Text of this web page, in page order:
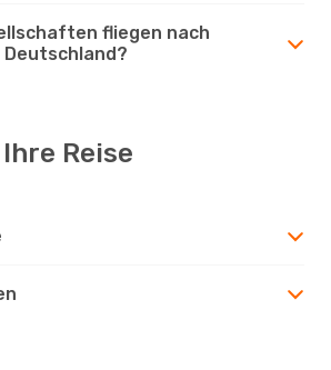
fliegen nach
Deutschland?
Reise